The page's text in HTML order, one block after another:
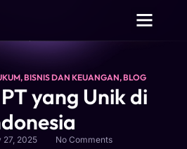
,BISNIS DAN KEUANGAN,BLOG
yang Unik di
27, 2025 No Comments